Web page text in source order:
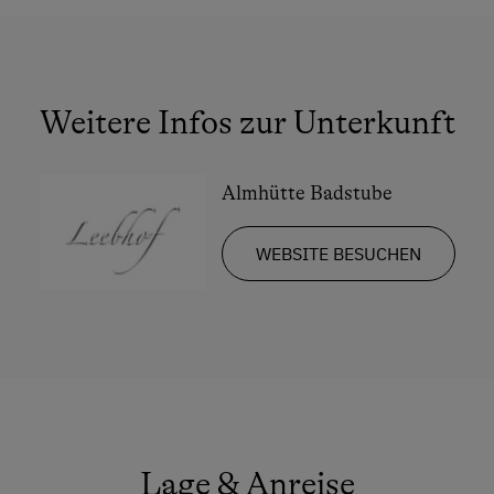
Seezugang
Skibusnähe
Skifahren
Weitere Infos zur Unterkunft
Almhütte Badstube
WEBSITE BESUCHEN
Lage & Anreise